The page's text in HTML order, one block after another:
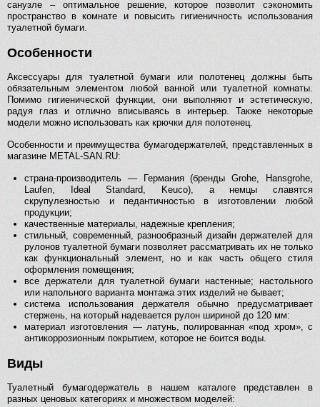
санузле – оптимальное решение, которое позволит сэкономить
пространство в комнате и повысить гигиеничность использования
туалетной бумаги.
Особенности
Аксессуары для туалетной бумаги или полотенец должны быть
обязательным элементом любой ванной или туалетной комнаты.
Помимо гигиенической функции, они выполняют и эстетическую,
радуя глаз и отлично вписываясь в интерьер. Также некоторые
модели можно использовать как крючки для полотенец.
Особенности и преимущества бумагодержателей, представленных в
магазине METAL-SAN.RU:
страна-производитель — Германия (бренды Grohe, Hansgrohe,
Laufen, Ideal Standard, Keuco), а немцы славятся
скрупулезностью и педантичностью в изготовлении любой
продукции;
качественные материалы, надежные крепления;
стильный, современный, разнообразный дизайн держателей для
рулонов туалетной бумаги позволяет рассматривать их не только
как функциональный элемент, но и как часть общего стиля
оформления помещения;
все держатели для туалетной бумаги настенные; настольного
или напольного варианта монтажа этих изделий не бывает;
система использования держателя обычно предусматривает
стержень, на который надевается рулон шириной до 120 мм:
материал изготовления — латунь, полированная «под хром», с
антикоррозионным покрытием, которое не боится воды.
Виды
Туалетный бумагодержатель в нашем каталоге представлен в
разных ценовых категориях и множеством моделей: